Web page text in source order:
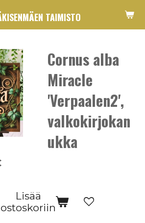
TAIMISTO
Cornus alba
Miracle
'Verpaalen2',
valkokirjokan
ukka
Lisää
ostoskoriin